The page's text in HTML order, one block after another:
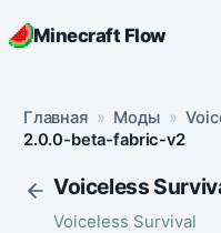
Minecraft Flow
Главная » Моды »
2.0.0-beta-fabric-v2
Voiceless
Voiceless Survival